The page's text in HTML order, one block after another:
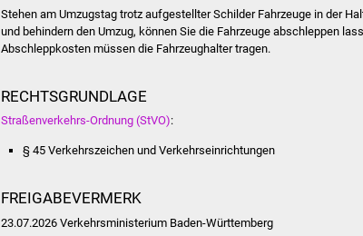
Stehen am Umzugstag trotz aufgestellter Schilder Fahrzeuge in der
und behindern den Umzug, können Sie die Fahrzeuge abschleppen
Abschleppkosten müssen die Fahrzeughalter tragen.
RECHTSGRUNDLAGE
Straßenverkehrs-Ordnung (StVO):
§ 45 Verkehrszeichen und Verkehrseinrichtungen
FREIGABEVERMERK
23.07.2026 Verkehrsministerium Baden-Württemberg